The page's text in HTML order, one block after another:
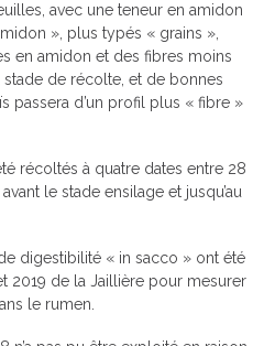
avec une teneur en amidon
», plus typés « grains »,
en amidon et des fibres moins
stade de récolte, et de bonnes
passera d’un profil plus « fibre »
récoltés à quatre dates entre 28
le stade ensilage et jusqu’au
digestibilité « in sacco » ont été
2019 de la Jaillière pour mesurer
le rumen.